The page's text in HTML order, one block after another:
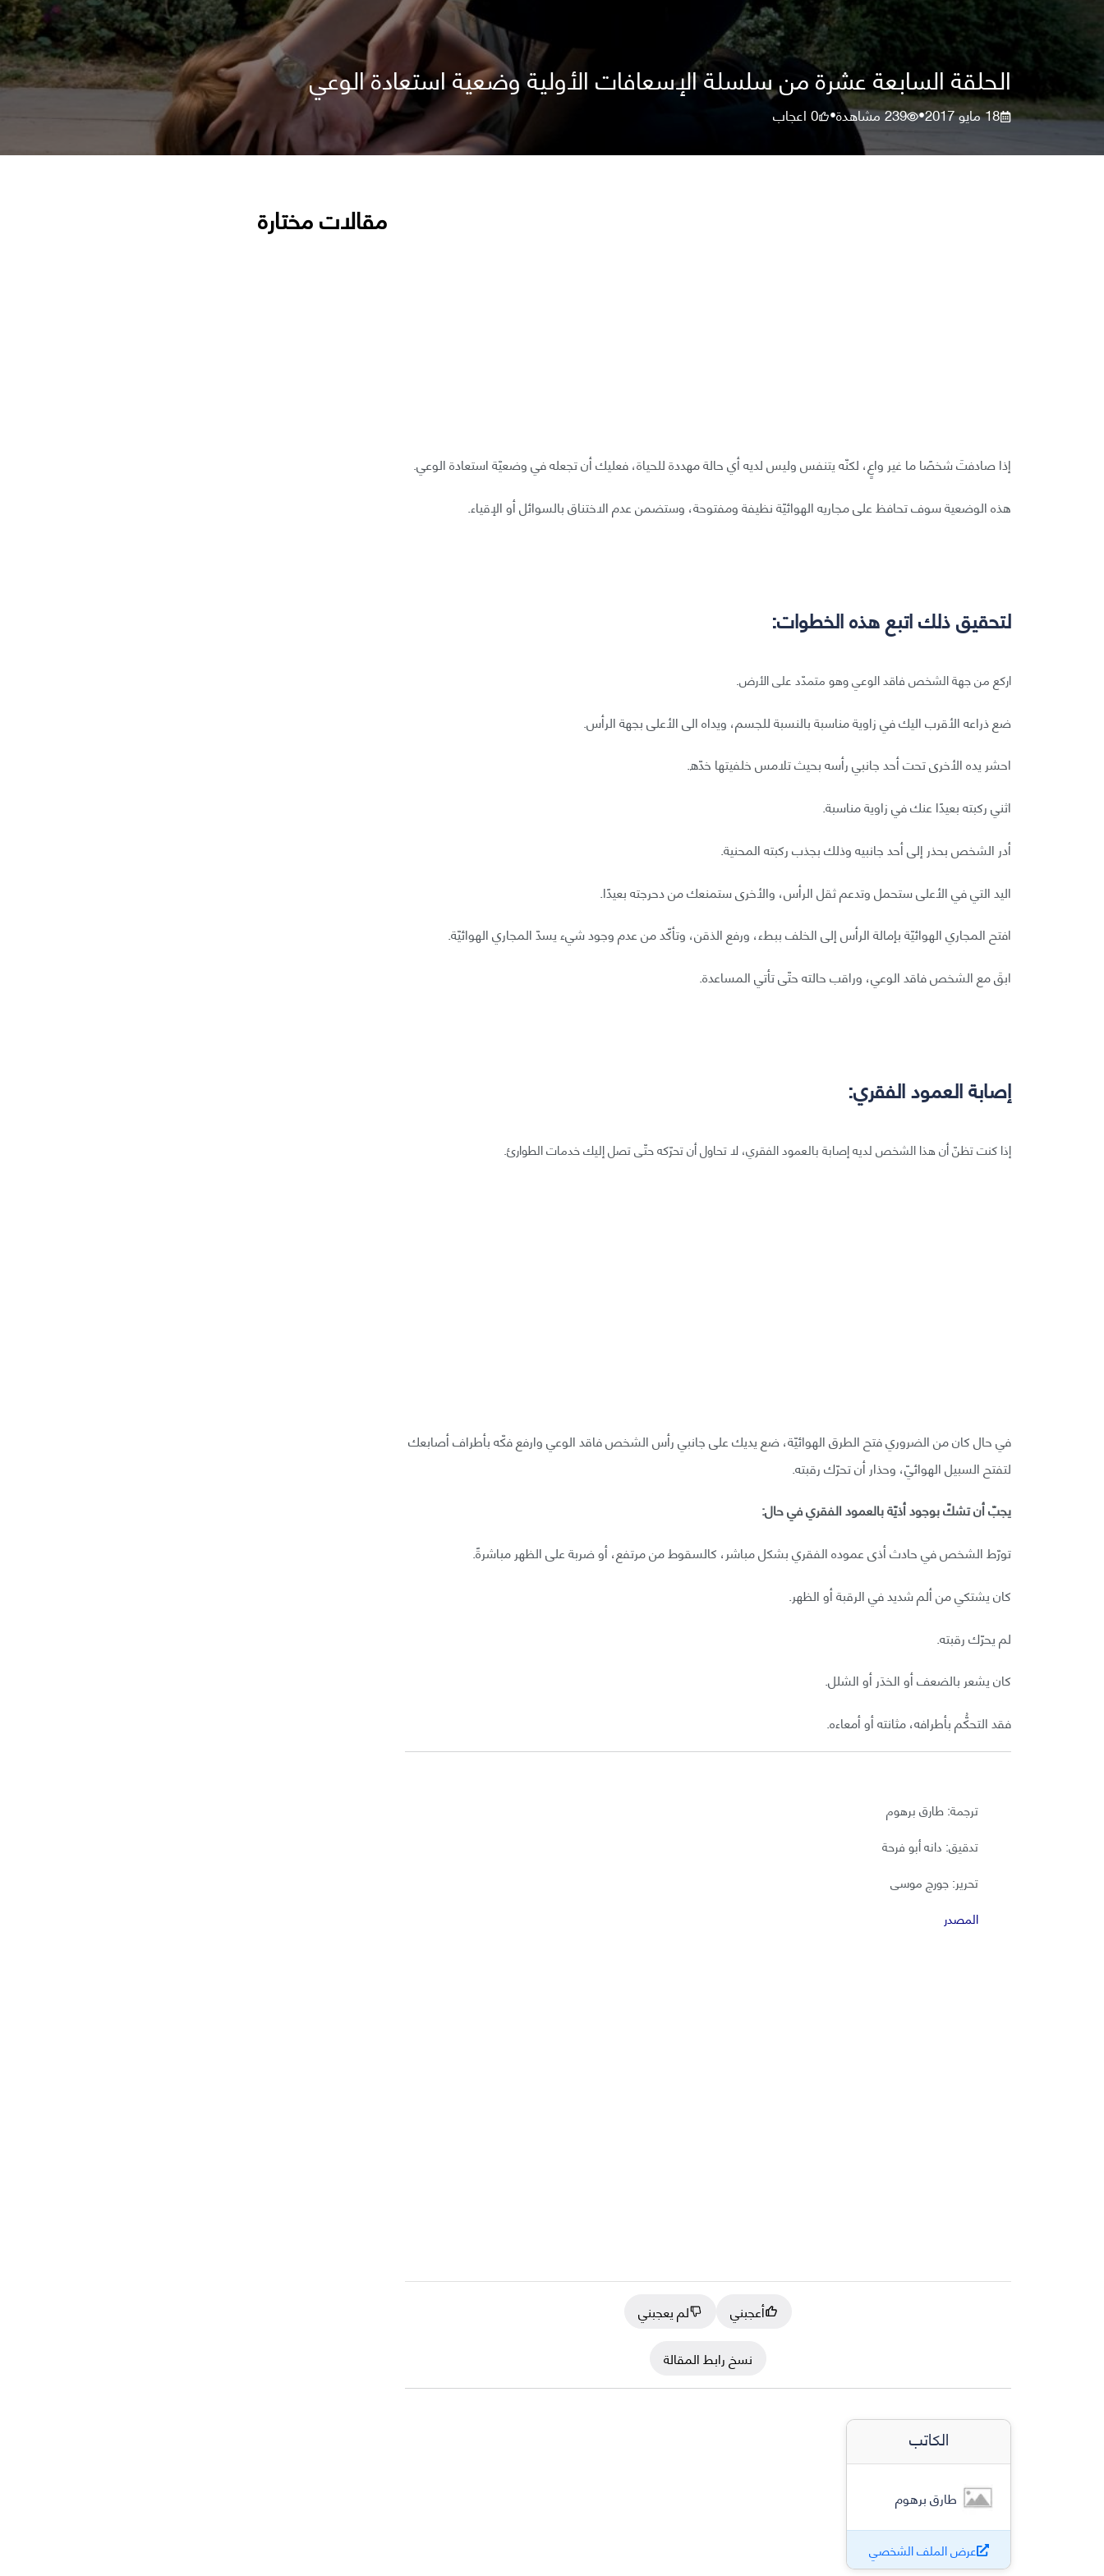
الحلقة السابعة عشرة من سلسلة الإسعافات الأولية وضعية استعادة الوعي
18 مايو 2017 •
239مشاهدة•
0اعجاب
إذا صادفتَ شخصًا ما غير واعٍ، لكنّه يتنفس وليس لديه أي حالة مهددة للحياة، فعليك أن تجعله في وضعيّة استعادة الوعي.
هذه الوضعية سوف تحافظ على مجاريه الهوائيّة نظيفة ومفتوحة، وستضمن عدم الاختناق بالسوائل أو الإقياء.
لتحقيق ذلك اتبع هذه الخطوات:
اركع من جهة الشخص فاقد الوعي وهو متمدّد على الأرض.
ضع ذراعه الأقرب اليك في زاوية مناسبة بالنسبة للجسم، ويداه الى الأعلى بجهة الرأس.
احشر يده الأخرى تحت أحد جانبي رأسه بحيث تلامس خلفيتها خدّه.
اثني ركبته بعيدًا عنك في زاوية مناسبة.
أدر الشخص بحذر إلى أحد جانبيه وذلك بجذب ركبته المحنية.
اليد التي في الأعلى ستحمل وتدعم ثقل الرأس، والأخرى ستمنعك من دحرجته بعيدًا.
افتح المجاري الهوائيّة بإمالة الرأس إلى الخلف ببطء، ورفع الذقن، وتأكّد من عدم وجود شيء يسدّ المجاري الهوائيّة.
ابقَ مع الشخص فاقد الوعي، وراقب حالته حتّى تأتي المساعدة.
إصابة العمود الفقري:
إذا كنت تظنّ أن هذا الشخص لديه إصابة بالعمود الفقري، لا تحاول أن تحرّكه حتّى تصل إليك خدمات الطوارئ.
في حال كان من الضروري فتح الطرق الهوائيّة، ضع يديك على جانبي رأس الشخص فاقد الوعي وارفع فكّه بأطراف أصابعك
لتفتح السبيل الهوائيّ، وحذار أن تحرّك رقبته.
يجبّ أن تشكّ بوجود أذيّة بالعمود الفقري في حال:
تورّط الشخص في حادث أذى عموده الفقري بشكل مباشر، كالسقوط من مرتفع، أو ضربة على الظهر مباشرةً.
كان يشتكي من ألم شديد في الرقبة أو الظهر.
لم يحرّك رقبته.
كان يشعر بالضعف أو الخدَر أو الشلل.
فقد التحكُّم بأطرافه، مثانته أو أمعاءه.
ترجمة: طارق برهوم
تدقيق: دانه أبو فرحة
تحرير: جورج موسى
المصدر
أعجبني
لم يعجبني
نسخ رابط المقالة
الكاتب
طارق برهوم
عرض الملف الشخصي
مقالات مختارة